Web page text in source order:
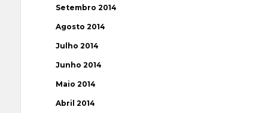
Setembro 2014
Agosto 2014
Julho 2014
Junho 2014
Maio 2014
Abril 2014